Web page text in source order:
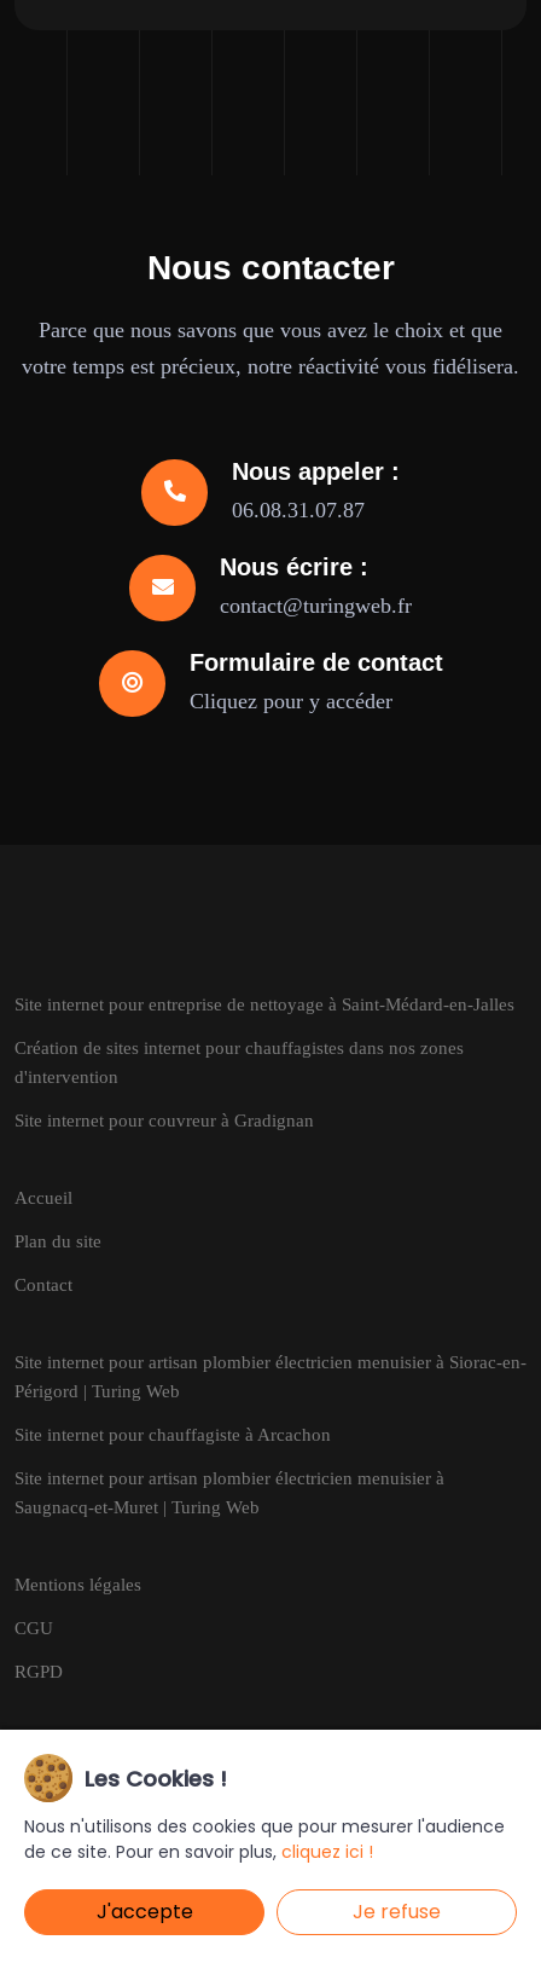
Nous contacter
Parce que nous savons que vous avez le choix et que
votre temps est précieux, notre réactivité vous fidélisera.
Nous appeler :
06.08.31.07.87
Nous écrire :
contact@turingweb.fr
Formulaire de contact
Cliquez pour y accéder
Site internet pour entreprise de nettoyage à Saint-Médard-en-Jalles
Création de sites internet pour chauffagistes dans nos zones
d'intervention
Site internet pour couvreur à Gradignan
Accueil
Plan du site
Contact
Site internet pour artisan plombier électricien menuisier à Siorac-en-
Périgord | Turing Web
Site internet pour chauffagiste à Arcachon
Site internet pour artisan plombier électricien menuisier à
Saugnacq-et-Muret | Turing Web
Mentions légales
CGU
RGPD
Copyright © 2026
Ce site a été créé et est géré par Turing Web
Les Cookies !
Nous n'utilisons des cookies que pour mesurer l'audience
de ce site. Pour en savoir plus, cliquez ici !
J'accepte Je refuse